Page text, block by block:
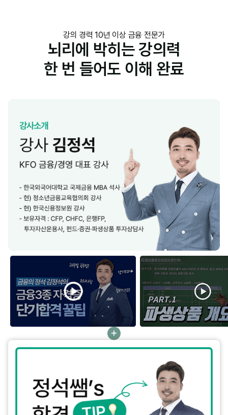
강의 경력 10년 이상 금융 전문가
뇌리에 박히는 강의력
한 번 들어도 이해 완료